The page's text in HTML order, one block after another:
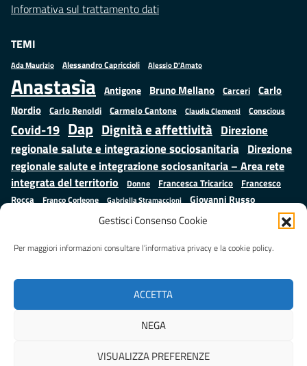
Gestisci Consenso Cookie
Per maggiori informazioni consultare l’informativa privacy e la cookie policy.
ACCETTA
NEGA
VISUALIZZA PREFERENZE
Informativa sul trattamento dati
TEMI
Ada Maurizio Alessandro Capriccioli Alessio D'Amato
Anastasìa Antigone Bruno Mellano Carceri
Carlo
Nordio Carlo Renoldi Carmelo Cantone Claudia Clementi Conscious
Covid-19 Dap Dignità e affettività Direzione
regionale salute e integrazione sociosanitaria Direzione
regionale salute e integrazione sociosanitaria – Area rete
integrata del territorio
Donne Francesca Tricarico
Francesco
Rocca
Franco Corleone Gabriella Stramaccioni Giovanni Russo
Giuseppe Emanuele Cangemi Istruzione e cultura
Mauro
Palma ministero della Giustizia Minori Misure
Regione Lazio
Salute Samuele Ciambriello
Sarah Grieco Situazione in numeri
Valentina Calderone